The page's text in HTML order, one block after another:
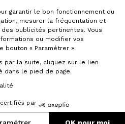
garantir le bon fonctionnement du
mesurer la fréquentation et
publicités pertinentes. Vous
ou modifier vos
bouton « Paramétrer ».
par la suite, cliquez sur le lien
dans le pied de page.
par
Cycles